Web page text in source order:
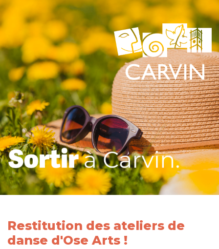
Restitution des ateliers de
danse d'Ose Arts !